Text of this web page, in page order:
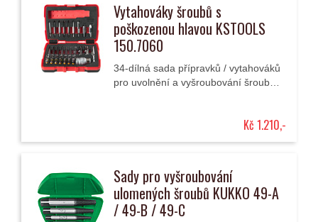
Vytahováky šroubů s
poškozenou hlavou KSTOOLS
150.7060
34-dílná sada přípravků / vytahováků
pro uvolnění a vyšroubování šroubů
Kč 1.210,-
Sady pro vyšroubování
ulomených šroubů KUKKO 49-A
/ 49-B / 49-C